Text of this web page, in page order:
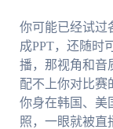
你可能已经试过
成PPT，还随时
播，那视角和音
配不上你对比赛
你身在韩国、美
照，一眼就被直